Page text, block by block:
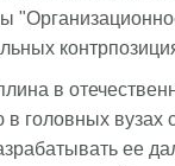
в
головных вузах
ее